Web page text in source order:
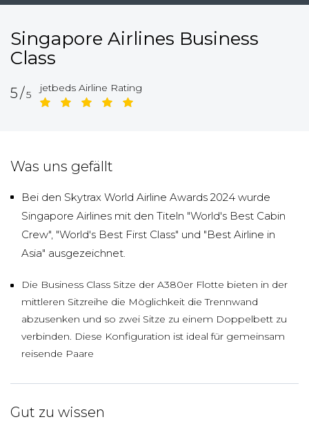
Singapore Airlines Business
Class
5/5
jetbeds Airline Rating
Was uns gefällt
Bei den Skytrax World Airline Awards 2024 wurde
Singapore Airlines mit den Titeln "World's Best Cabin
Crew", "World's Best First Class" und "Best Airline in
Asia" ausgezeichnet.
Die Business Class Sitze der A380er Flotte bieten in der
mittleren Sitzreihe die Möglichkeit die Trennwand
abzusenken und so zwei Sitze zu einem Doppelbett zu
verbinden. Diese Konfiguration ist ideal für gemeinsam
reisende Paare
Gut zu wissen